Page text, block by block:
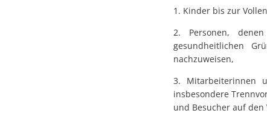
1. Kinder bis zur
2. Personen,
gesundheitlichen
nachzuweisen,
3. Mitarbeiterinnen
insbesondere
und Besucher auf